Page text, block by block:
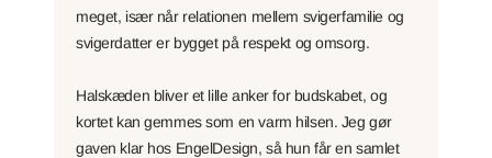
meget, især når relationen mellem svigerfamilie og
svigerdatter er bygget på respekt og omsorg.
Halskæden bliver et lille anker for budskabet, og
kortet kan gemmes som en varm hilsen. Jeg gør
gaven klar hos EngelDesign, så hun får en samlet